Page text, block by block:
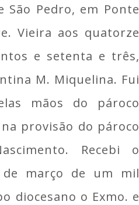
Pedro, em Ponte
Vieira aos quatorze
e setenta e três,
M. Miquelina. Fui
mãos do pároco
provisão do pároco
Recebi o
de março de um mil
diocesano o Exmo. e